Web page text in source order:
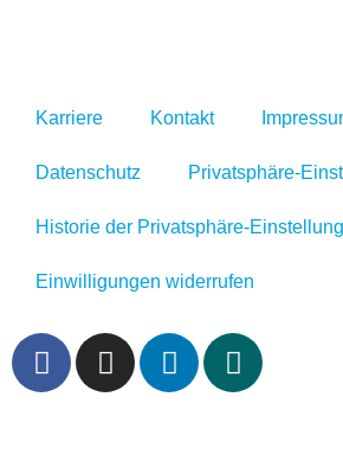
Karriere Kontakt
Datenschutz Privatsphäre-
Historie der Privatsphäre-
Einwilligungen widerrufen